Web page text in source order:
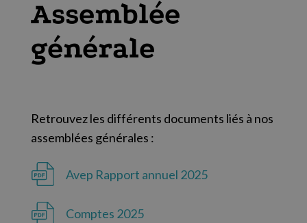
Assemblée
générale
Retrouvez les différents documents liés à nos
assemblées générales :
Avep Rapport annuel 2025
Comptes 2025